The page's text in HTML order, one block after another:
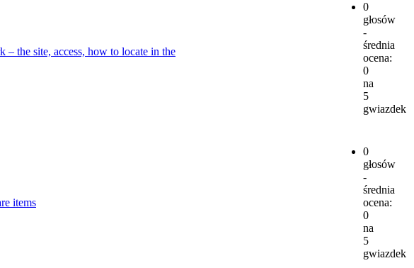
– the site, access, how to locate in the
0
głosów
-
średnia
ocena:
0
na
5
gwiazdek
items
0
głosów
-
średnia
ocena:
0
na
5
gwiazdek